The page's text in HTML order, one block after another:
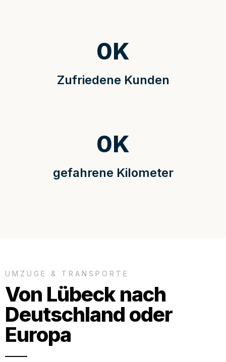
Zufriedene Kunden
0K
gefahrene Kilometer
0K
UMZÜGE & TRANSPORTE
Von Lübeck nach
Deutschland oder
Europa